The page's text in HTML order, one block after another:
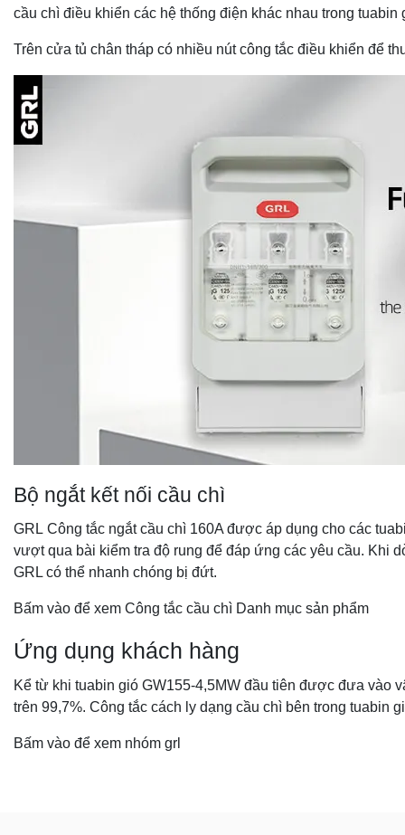
cầu chì điều khiển các hệ thống điện khác nhau trong tuabin
Trên cửa tủ chân tháp có nhiều nút công tắc điều khiển để
Bộ ngắt kết nối cầu chì
GRL Công tắc ngắt cầu chì 160A được áp dụng cho các
vượt qua bài kiểm tra độ rung để đáp ứng các yêu cầu. Khi
GRL có thể nhanh chóng bị đứt.
Bấm vào để xem Công tắc cầu chì Danh mục sản phẩm
Ứng dụng khách hàng
Kể từ khi tuabin gió GW155-4,5MW đầu tiên được đưa vào
trên 99,7%. Công tắc cách ly dạng cầu chì bên trong tuabin
Bấm vào để xem nhóm grl